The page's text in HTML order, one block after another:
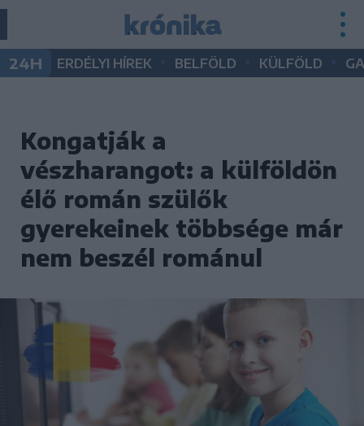
24H ERDÉLYI HÍREK BELFÖLD KÜLFÖLD
Kongatják a
vészharangot: a külföldön
élő román szülők
gyerekeinek többsége már
nem beszél románul